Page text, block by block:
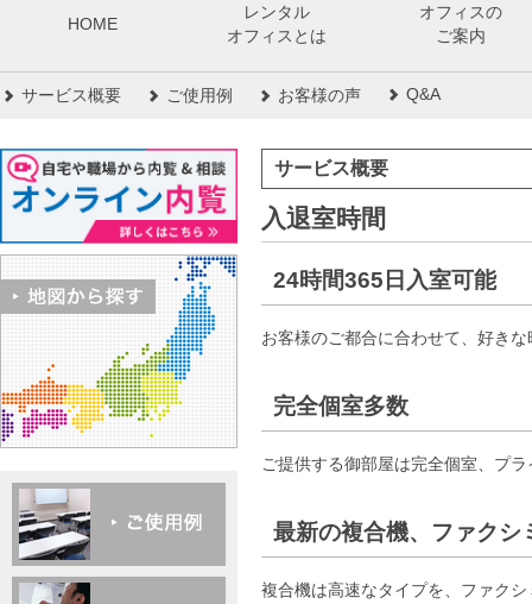
HOME
レンタル
オフィスとは
オフィスの
ご案内
サービス概要 ご使用例 お客様の声 Q&A
サービス概要
入退室時間
24時間365日入室可能
お客様のご都合に合わせて、好き
完全個室多数
ご提供する御部屋は完全個室、プ
最新の複合機、ファクシ
複合機は高速なタイプを、ファク